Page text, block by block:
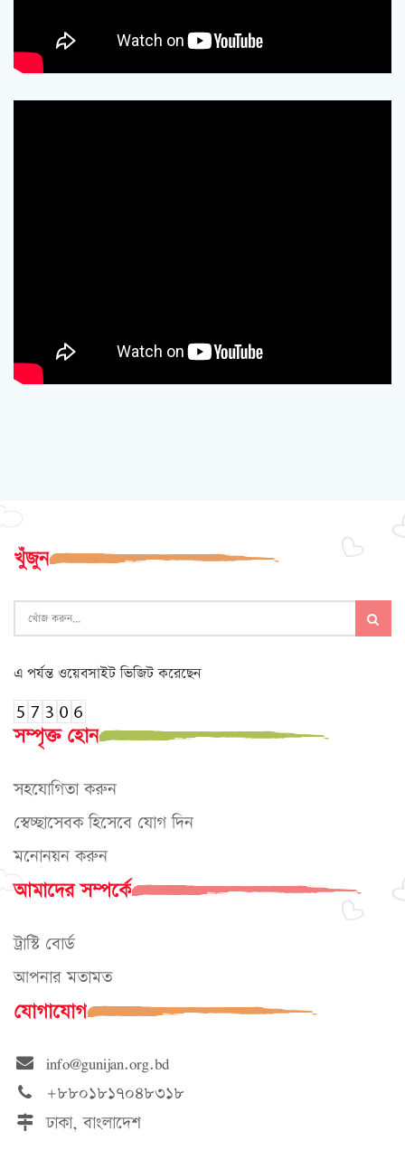
খুঁজুন
এ পর্যন্ত ওয়েবসাইট ভিজিট করেছেন
সম্পৃক্ত হোন
সহযোগিতা করুন
স্বেচ্ছাসেবক হিসেবে যোগ দিন
মনোনয়ন করুন
আমাদের সম্পর্কে
ট্রাস্টি বোর্ড
আপনার মতামত
যোগাযোগ
info@gunijan.org.bd
+৮৮০১৮১৭০৪৮৩১৮
ঢাকা, বাংলাদেশ